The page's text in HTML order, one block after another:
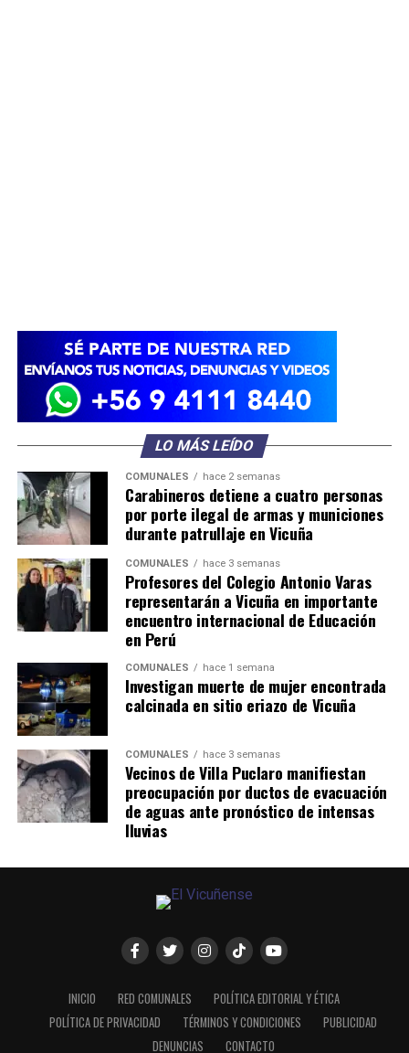
LO MÁS LEÍDO
COMUNALES hace 2 semanas
Carabineros detiene a cuatro personas
por porte ilegal de armas y municiones
durante patrullaje en Vicuña
COMUNALES hace 3 semanas
Profesores del Colegio Antonio Varas
representarán a Vicuña en importante
encuentro internacional de Educación
en Perú
COMUNALES hace 1 semana
Investigan muerte de mujer encontrada
calcinada en sitio eriazo de Vicuña
COMUNALES hace 3 semanas
Vecinos de Villa Puclaro manifiestan
preocupación por ductos de evacuación
de aguas ante pronóstico de intensas
lluvias
INICIO RED COMUNALES
POLÍTICA EDITORIAL Y ÉTICA
POLÍTICA DE PRIVACIDAD
TÉRMINOS Y CONDICIONES
PUBLICIDAD
DENUNCIAS
CONTACTO